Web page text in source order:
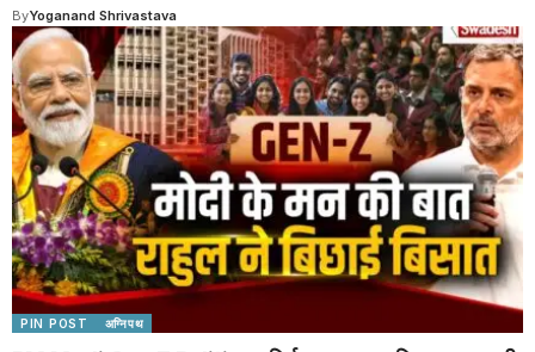
ByYoganand Shrivastava
PIN POST अग्निपथ